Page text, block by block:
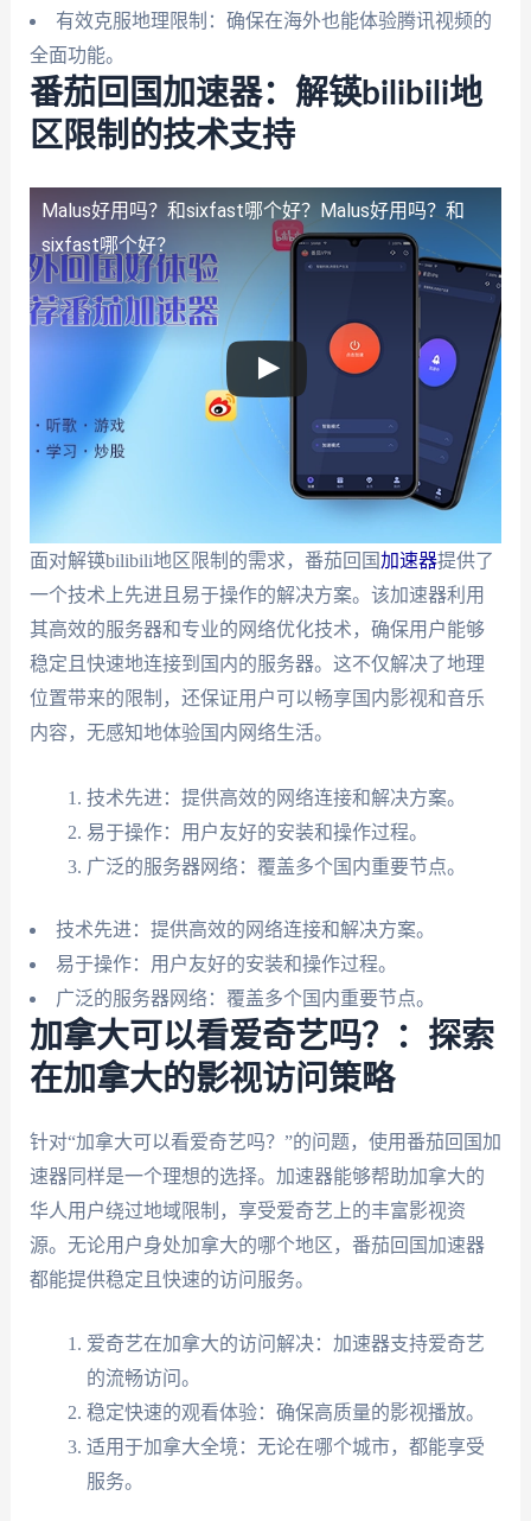
有效克服地理限制：确保在海外也能体验腾讯视频的
全面功能。
番茄回国加速器：解锳bilibili地
区限制的技术支持
Malus好用吗？和sixfast哪个好？ Malus好用吗？和
sixfast哪个好？
面对解锳bilibili地区限制的需求，番茄回国加速器提供了
一个技术上先进且易于操作的解决方案。该加速器利用
其高效的服务器和专业的网络优化技术，确保用户能够
稳定且快速地连接到国内的服务器。这不仅解决了地理
位置带来的限制，还保证用户可以畅享国内影视和音乐
内容，无感知地体验国内网络生活。
技术先进：提供高效的网络连接和解决方案。
易于操作：用户友好的安装和操作过程。
广泛的服务器网络：覆盖多个国内重要节点。
技术先进：提供高效的网络连接和解决方案。
易于操作：用户友好的安装和操作过程。
广泛的服务器网络：覆盖多个国内重要节点。
加拿大可以看爱奇艺吗？：探索
在加拿大的影视访问策略
针对“加拿大可以看爱奇艺吗？”的问题，使用番茄回国加
速器同样是一个理想的选择。加速器能够帮助加拿大的
华人用户绕过地域限制，享受爱奇艺上的丰富影视资
源。无论用户身处加拿大的哪个地区，番茄回国加速器
都能提供稳定且快速的访问服务。
爱奇艺在加拿大的访问解决：加速器支持爱奇艺
的流畅访问。
稳定快速的观看体验：确保高质量的影视播放。
适用于加拿大全境：无论在哪个城市，都能享受
服务。